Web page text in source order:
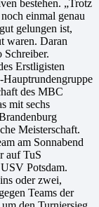
bestehen. „Trotz
einmal genau
gelungen ist,
waren. Daran
Schreiber.
Erstligisten
des MBC
mit sechs
Meisterschaft.
am Sonnabend
auf TuS
Potsdam.
oder zwei,
Teams der